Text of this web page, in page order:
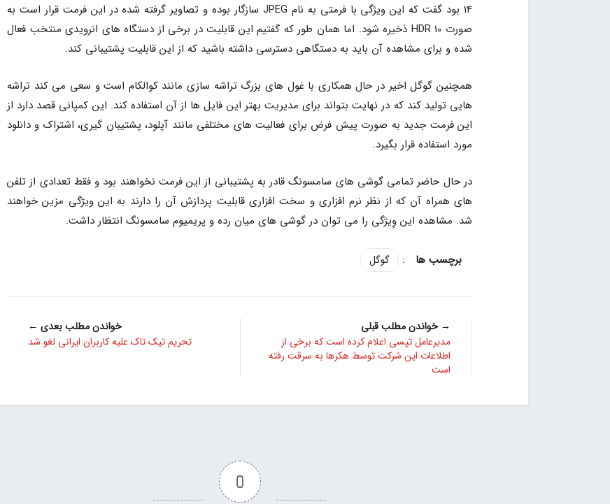
14 بود گفت که این ویژگی با فرمتی به نام JPEG سازگار بوده و تصاویر گرفته شده در این فرمت قرار است به
صورت HDR 10 ذخیره شود. اما همان طور که گفتیم این قابلیت در برخی از دستگاه های انرویدی منتخب فعال
شده و برای مشاهده آن باید به دستگاهی دسترسی داشته باشید که از این قابلیت پشتیبانی کند.
همچنین گوگل اخیر در حال همکاری با غول های بزرگ تراشه سازی مانند کوالکام است و سعی می کند تراشه
هایی تولید کند که در نهایت بتواند برای مدیریت بهتر این فایل ها از آن استفاده کند. این کمپانی قصد دارد از
این فرمت جدید به صورت پیش فرض برای فعالیت های مختلفی مانند آپلود، پشتیبان گیری، اشتراک و دانلود
مورد استفاده قرار بگیرد.
در حال حاضر تمامی گوشی های سامسونگ قادر به پشتیبانی از این فرمت نخواهند بود و فقط تعدادی از تلفن
های همراه آن که از نظر نرم افزاری و سخت افزاری قابلیت پردازش آن را دارند به این ویژگی مزین خواهند
شد. مشاهده این وِیژگی را می توان در گوشی های میان رده و پریمیوم سامسونگ انتظار داشت.
: گوگل
→ خواندن مطلب قبلی
مدیرعامل تپسی اعلام کرده است که برخی از
اطلاعات این شرکت توسط هکرها به سرقت رفته
است
خواندن مطلب بعدی ←
تحریم تیک تاک علیه کاربران ایرانی لغو شد
0